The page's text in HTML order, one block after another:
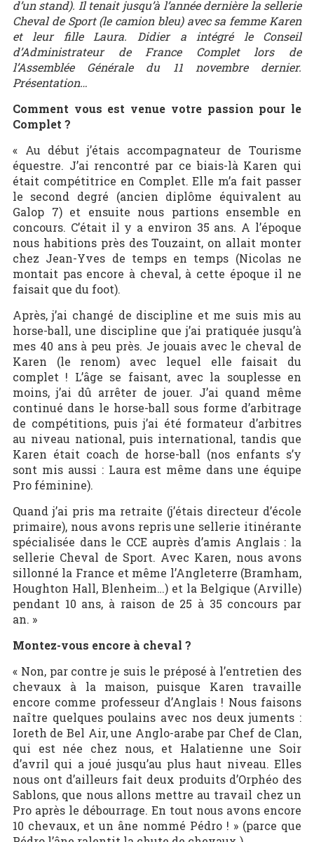
d’un stand). Il tenait jusqu’à l’année dernière la sellerie
Cheval de Sport (le camion bleu) avec sa femme Karen
et leur fille Laura. Didier a intégré le Conseil
d’Administrateur de France Complet lors de
l’Assemblée Générale du 11 novembre dernier.
Présentation…
Comment vous est venue votre passion pour le
Complet ?
« Au début j’étais accompagnateur de Tourisme
équestre. J’ai rencontré par ce biais-là Karen qui
était compétitrice en Complet. Elle m’a fait passer
le second degré (ancien diplôme équivalent au
Galop 7) et ensuite nous partions ensemble en
concours. C’était il y a environ 35 ans. A l’époque
nous habitions près des Touzaint, on allait monter
chez Jean-Yves de temps en temps (Nicolas ne
montait pas encore à cheval, à cette époque il ne
faisait que du foot).
Après, j’ai changé de discipline et me suis mis au
horse-ball, une discipline que j’ai pratiquée jusqu’à
mes 40 ans à peu près. Je jouais avec le cheval de
Karen (le renom) avec lequel elle faisait du
complet ! L’âge se faisant, avec la souplesse en
moins, j’ai dû arrêter de jouer. J’ai quand même
continué dans le horse-ball sous forme d’arbitrage
de compétitions, puis j’ai été formateur d’arbitres
au niveau national, puis international, tandis que
Karen était coach de horse-ball (nos enfants s’y
sont mis aussi : Laura est même dans une équipe
Pro féminine).
Quand j’ai pris ma retraite (j’étais directeur d’école
primaire), nous avons repris une sellerie itinérante
spécialisée dans le CCE auprès d’amis Anglais : la
sellerie Cheval de Sport. Avec Karen, nous avons
sillonné la France et même l’Angleterre (Bramham,
Houghton Hall, Blenheim…) et la Belgique (Arville)
pendant 10 ans, à raison de 25 à 35 concours par
an. »
Montez-vous encore à cheval ?
« Non, par contre je suis le préposé à l’entretien des
chevaux à la maison, puisque Karen travaille
encore comme professeur d’Anglais ! Nous faisons
naître quelques poulains avec nos deux juments :
Ioreth de Bel Air, une Anglo-arabe par Chef de Clan,
qui est née chez nous, et Halatienne une Soir
d’avril qui a joué jusqu’au plus haut niveau. Elles
nous ont d’ailleurs fait deux produits d’Orphéo des
Sablons, que nous allons mettre au travail chez un
Pro après le débourrage. En tout nous avons encore
10 chevaux, et un âne nommé Pédro ! » (parce que